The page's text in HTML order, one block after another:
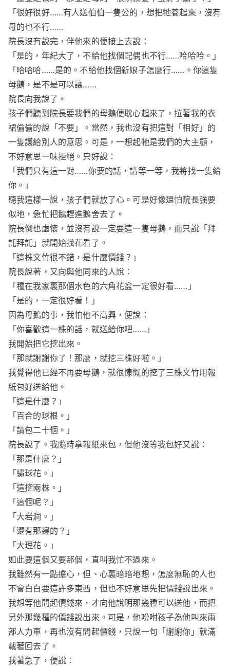
「很好很好……有人送伯伯一隻公的，想把牠養起來，沒有
母的也不行……
院長沒有說完，伴他來的便接上去說：
「是的，年紀大了，不給他找個配偶也不行……哈哈哈。」
「哈哈哈……是的。不給他找個新娘子怎麼行……。你這隻
母鵝，是不是可以讓……
院長向我說了。
孩子們聽到院長要我們的母鵝便耽心起來了，拉著我的衣
裙偷偷的說「不要」。當然，我也沒有把這對「相好」的
一隻讓給別人的意思。可是，一想起牠是我們的大主顧，
不好意思一味拒絕。只好說：
「我們只有這一對……你要的話，請等一等，我將找一隻給
你。」
聽我這樣一說，孩子們就放了心。可是好像還怕院長強要
似地，急忙把鵝趕進鵝舍去了。
院長倒也虛懷，並沒有說一定要這一隻母鵝，而只說「拜
託拜託」就開始找花看了。
「這株文竹很不錯，是什麼價錢？」
院長說著，又向與他同來的人說：
「種在我家裏那個水色的六角花盆一定很好看……」
「是的，一定很好看！」
因為母鵝的事，我怕他不高興，便說：
「你喜歡這一株的話，就送給你吧……」
我開始把它挖出來。
「那就謝謝你了！那麼，就挖三株好啦。」
我覺得他已經不再要母鵝，就很慷慨的挖了三株文竹用報
紙包好送給他。
「這是什麼？」
「百合的球根。」
「請包二十個。」
院長說了。我隨時拿報紙來包，但他沒等我包好又說：
「那是什麼？」
「繡球花。」
「這挖兩株。」
「這個呢？」
「大岩洞。」
「還有那邊的？」
「大理花。」
如此要這個又要那個，直叫我忙不過來。
我雖然有一點擔心，但、心裏暗暗地想，怎麼無恥的人也
不會白白要這許多東西，但也不好意思先把價錢說出來。
我想等他問起價錢來，才向他說明那幾種可以送他，而把
另外那幾種的價錢說出來。可是，他吩咐孩子為他叫來兩
部人力車，再也沒有問起價錢，只說一句「謝謝你」就滿
載著回去了。
我著急了，便說：